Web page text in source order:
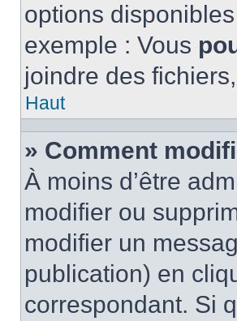
options
exemple : Vous
joindre des
Haut
» Comment
À moins d’être
modifier ou
modifier un
publication) en
correspondant. Si